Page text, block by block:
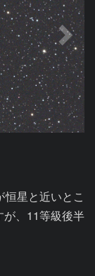
星と近いとこ
、11等級後半